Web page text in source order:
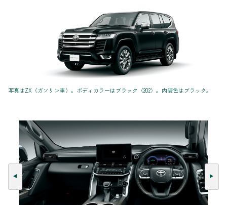
写真はZX（ガソリン車）。ボディカラーはブラック〈202〉。内装色はブラック。